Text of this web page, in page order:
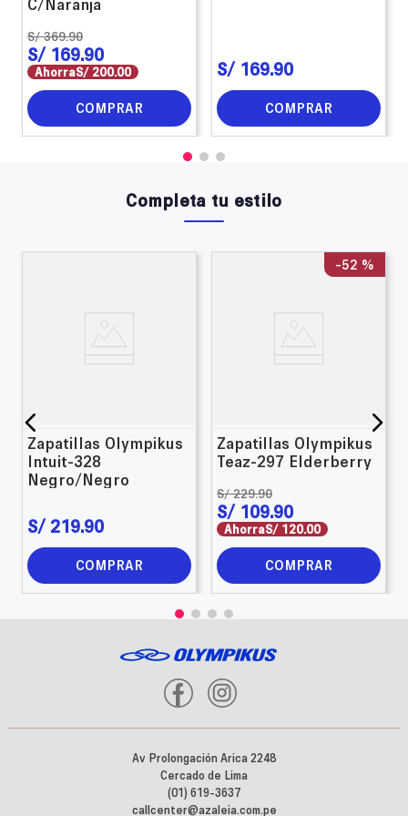
S/ 369.90
S/ 169.90
AhorraS/ 200.00
COMPRAR
S/ 169.90
COMPRAR
Completa tu estilo
Zapatillas Olympikus
Intuit-328
Negro/Negro
S/ 219.90
COMPRAR
-52 %
Zapatillas Olympikus
Teaz-297 Elderberry
S/ 229.90
S/ 109.90
AhorraS/ 120.00
COMPRAR
Av Prolongación Arica 2248
Cercado de Lima
(01) 619-3637
callcenter@azaleia.com.pe